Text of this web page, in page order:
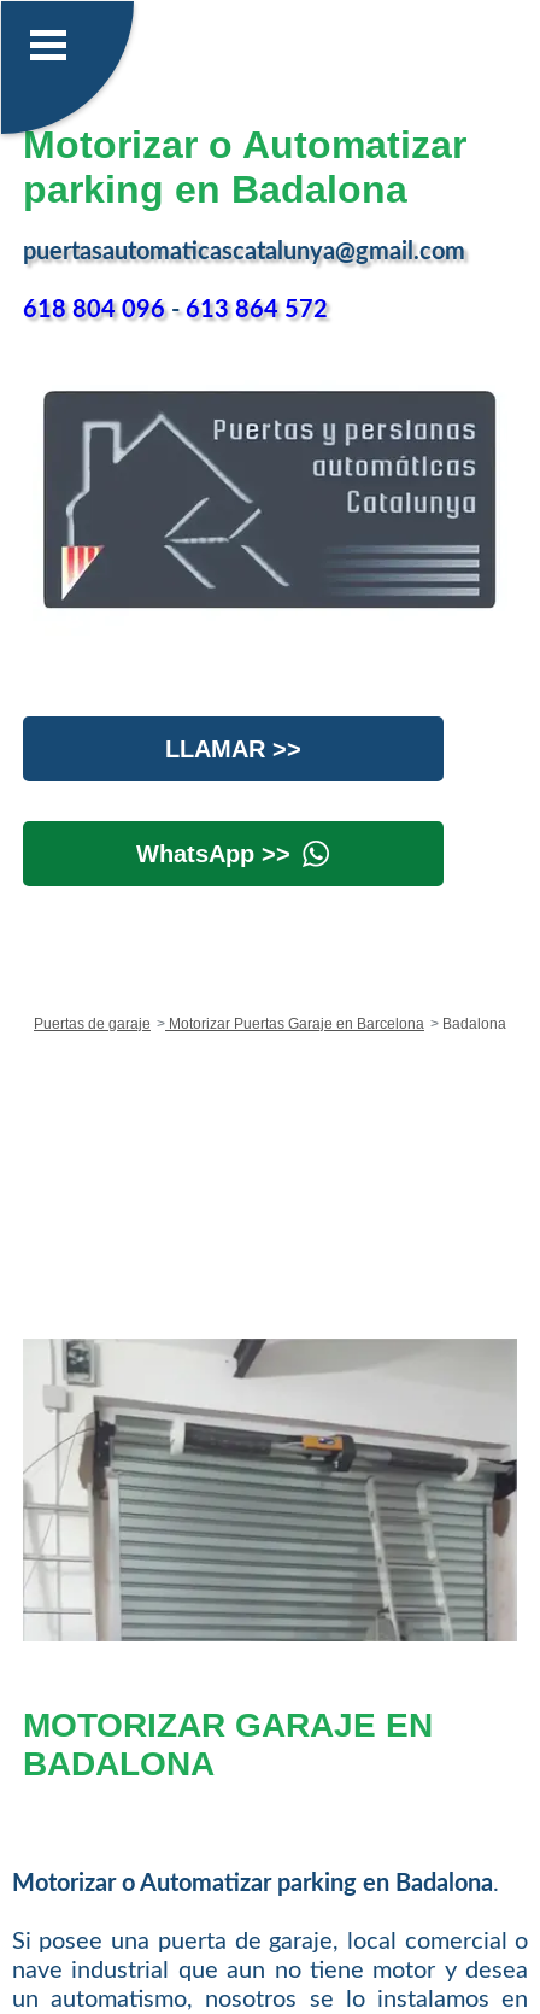
Motorizar o Automatizar
parking en Badalona
puertasautomaticascatalunya@gmail.com
618 804 096-613 864 572
LLAMAR >>
WhatsApp >>
Puertas de garaje Motorizar Puertas Garaje en Barcelona Badalona
MOTORIZAR GARAJE EN
BADALONA
Motorizar o Automatizar parking en Badalona.
Si posee una puerta de garaje, local comercial o
nave industrial que aun no tiene motor y desea
un automatismo, nosotros se lo instalamos en